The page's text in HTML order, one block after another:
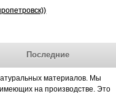
Последние
материалов. Мы
на производстве. Это